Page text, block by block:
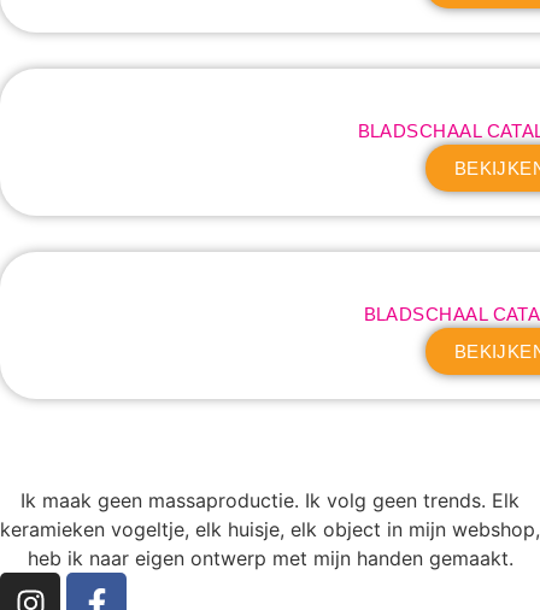
BLADSCHAAL
BLADSCHAAL
Ik maak geen massaproductie. Ik volg geen trends. Elk
keramieken vogeltje, elk huisje, elk object in mijn webshop,
heb ik naar eigen ontwerp met mijn handen gemaakt.